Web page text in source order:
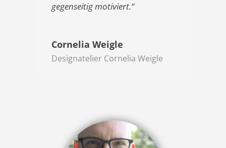
gegenseitig motiviert.“
Cornelia Weigle
Designatelier Cornelia Weigle